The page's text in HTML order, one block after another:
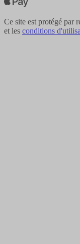
Ce site est protégé par
et les conditions